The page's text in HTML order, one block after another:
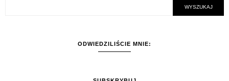
ODWIEDZILIŚCIE MNIE: